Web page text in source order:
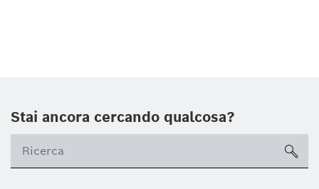
Stai ancora cercando qualcosa?